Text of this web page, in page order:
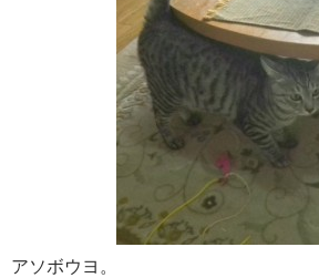
アソボウヨ。